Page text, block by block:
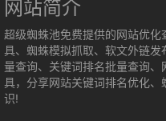
网站简介
超级蜘蛛池免费提供的网站优化
具、蜘蛛模拟抓取、软文外链
量查询、关键词排名批量查询
具，分享网站关键词排名优化
识!